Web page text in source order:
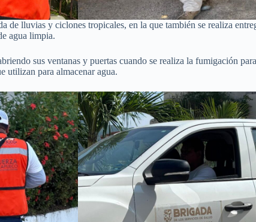
de lluvias y ciclones tropicales, en la que también se realiza
agua limpia.
sus ventanas y puertas cuando se realiza la fumigación
utilizan para almacenar agua.